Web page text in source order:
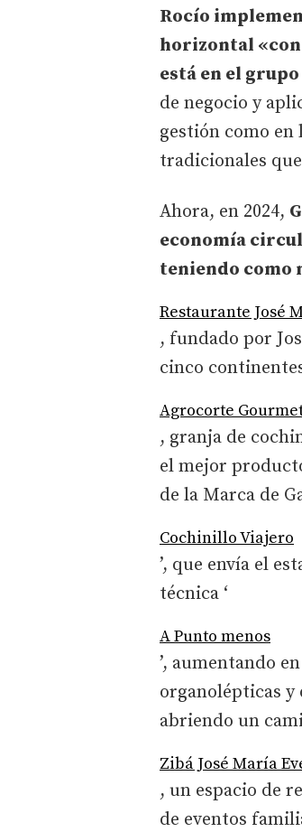
Rocío
horizontal «con
está en el grupo
de negocio y
gestión como
tradicionales
Ahora, en 2024,
economía
teniendo como
Restaurante José
, fundado por
cinco
Agrocorte
, granja de
el mejor
de la Marca de
Cochinillo Viajero
’, que envía el
técnica ‘
A Punto menos
’, aumentando
organolépticas
abriendo un
Zibá José María
, un espacio de
de eventos